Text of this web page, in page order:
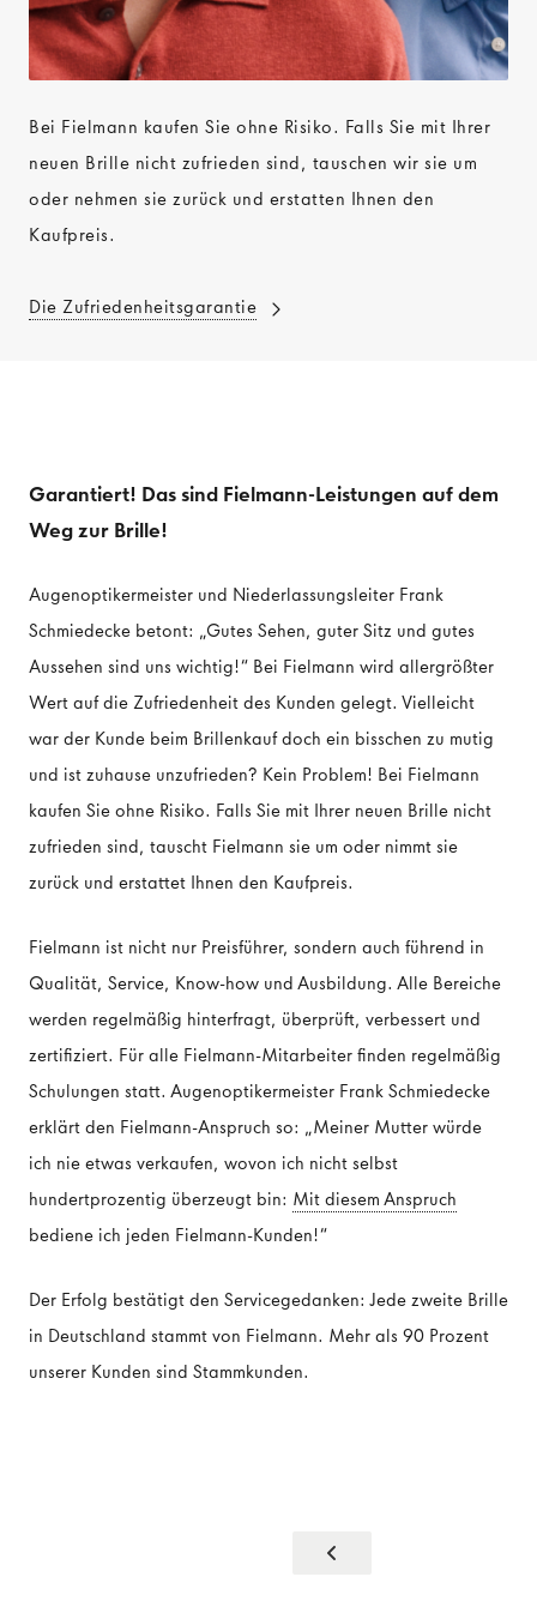
Bei Fielmann kaufen Sie ohne Risiko. Falls Sie mit Ihrer
neuen Brille nicht zufrieden sind, tauschen wir sie um
oder nehmen sie zurück und erstatten Ihnen den
Kaufpreis.
Die Zufriedenheitsgarantie
Garantiert! Das sind Fielmann-Leistungen auf dem
Weg zur Brille!
Augenoptikermeister und Niederlassungsleiter Frank
Schmiedecke betont: „Gutes Sehen, guter Sitz und gutes
Aussehen sind uns wichtig!“ Bei Fielmann wird allergrößter
Wert auf die Zufriedenheit des Kunden gelegt. Vielleicht
war der Kunde beim Brillenkauf doch ein bisschen zu mutig
und ist zuhause unzufrieden? Kein Problem! Bei Fielmann
kaufen Sie ohne Risiko. Falls Sie mit Ihrer neuen Brille nicht
zufrieden sind, tauscht Fielmann sie um oder nimmt sie
zurück und erstattet Ihnen den Kaufpreis.
Fielmann ist nicht nur Preisführer, sondern auch führend in
Qualität, Service, Know-how und Ausbildung. Alle Bereiche
werden regelmäßig hinterfragt, überprüft, verbessert und
zertifiziert. Für alle Fielmann-Mitarbeiter finden regelmäßig
Schulungen statt. Augenoptikermeister Frank Schmiedecke
erklärt den Fielmann-Anspruch so: „Meiner Mutter würde
ich nie etwas verkaufen, wovon ich nicht selbst
hundertprozentig überzeugt bin: Mit diesem Anspruch
bediene ich jeden Fielmann-Kunden!“
Der Erfolg bestätigt den Servicegedanken: Jede zweite Brille
in Deutschland stammt von Fielmann. Mehr als 90 Prozent
unserer Kunden sind Stammkunden.